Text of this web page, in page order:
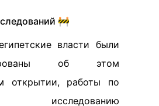
🚧
власти были
об этом
открытии, работы по
исследованию